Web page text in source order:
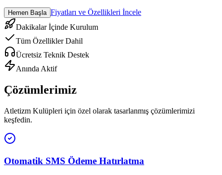
Hemen Başla Fiyatları ve Özellikleri İncele
Dakikalar İçinde Kurulum
Tüm Özellikler Dahil
Ücretsiz Teknik Destek
Anında Aktif
Çözümlerimiz
Atletizm Kulüpleri için özel olarak tasarlanmış çözümlerimizi
keşfedin.
Otomatik SMS Ödeme Hatırlatma